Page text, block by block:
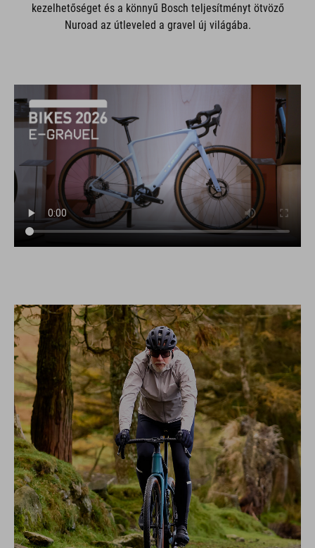
kezelhetőséget és a könnyű Bosch teljesítményt ötvöző
Nuroad az útleveled a gravel új világába.